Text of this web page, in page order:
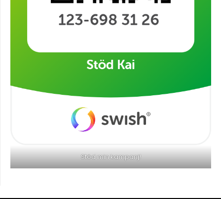
Stöd min kampanj!